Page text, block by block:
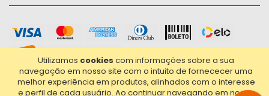
Utilizamos cookies com informações sobre a sua
navegação em nosso site com o intuito de fornececer uma
melhor experiência em produtos, alinhados com o interesse
e perfil de cada usuário. Ao continuar navegando em nosso